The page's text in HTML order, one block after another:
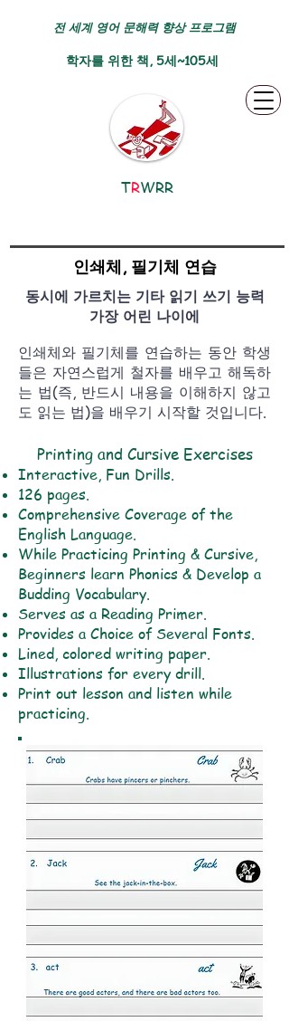
전 세계 영어 문해력 향상 프로그램
학자를 위한 책, 5세~105세
TRWRR
인쇄체, 필기체 연습
동시에 가르치는 기타 읽기 쓰기 능력
가장 어린 나이에
인쇄체와 필기체를 연습하는 동안 학생
들은 자연스럽게 철자를 배우고 해독하
는 법(즉, 반드시 내용을 이해하지 않고
도 읽는 법)을 배우기 시작할 것입니다.
Printing and Cursive Exercises
Interactive, Fun Drills.
126 pages.
Comprehensive Coverage of the
English Language.
While Practicing Printing & Cursive,
Beginners learn Phonics & Develop a
Budding Vocabulary.
Serves as a Reading Primer.
Provides a Choice of Several Fonts.
Lined, colored writing paper.
Illustrations for every drill.
Print out lesson and listen while
practicing.